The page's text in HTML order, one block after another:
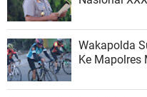
Wakapolda
Ke Mapolres